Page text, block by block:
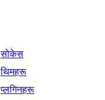
सोकेस
थिमहरू
प्लगिनहरू